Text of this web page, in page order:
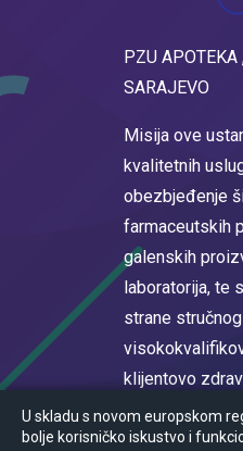
PZU APOTEKA
SARAJEVO
Misija ove
kvalitetnih
obezbjeđenje
farmaceutskih
galenskih
laboratorija, te
strane
klijentovo
na prvom
Registrovan u
U skladu s novom europskom
bolje korisničko iskustvo i